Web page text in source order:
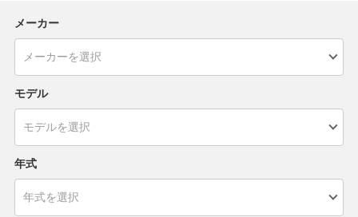
メーカー
モデル
年式